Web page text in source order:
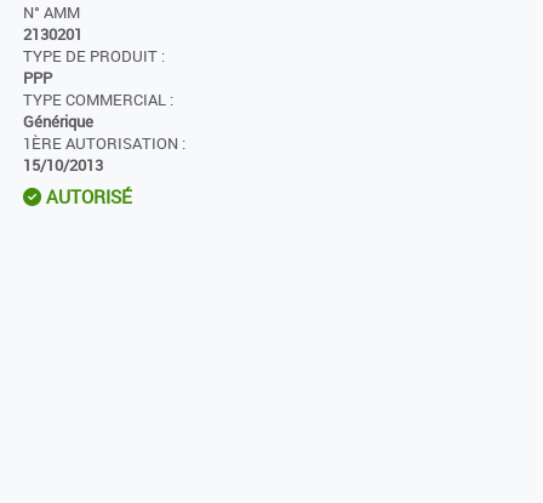
N° AMM
2130201
TYPE DE PRODUIT :
PPP
TYPE COMMERCIAL :
Générique
1ÈRE AUTORISATION :
15/10/2013
AUTORISÉ